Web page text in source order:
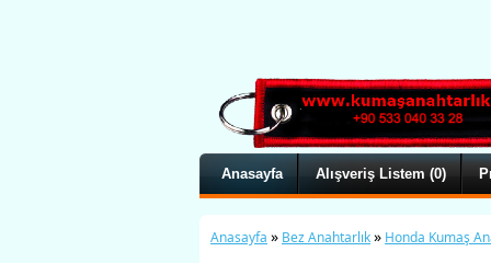
Anasayfa Alışveriş Listem (0)
Anasayfa » Bez Anahtarlık» Honda Kumaş